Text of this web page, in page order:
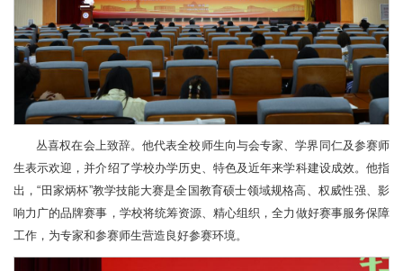
丛喜权在会上致辞。他代表全校师生向与会专家、学界同仁及参赛师
生表示欢迎，并介绍了学校办学历史、特色及近年来学科建设成效。他指
出，“田家炳杯”教学技能大赛是全国教育硕士领域规格高、权威性强、影
响力广的品牌赛事，学校将统筹资源、精心组织，全力做好赛事服务保障
工作，为专家和参赛师生营造良好参赛环境。